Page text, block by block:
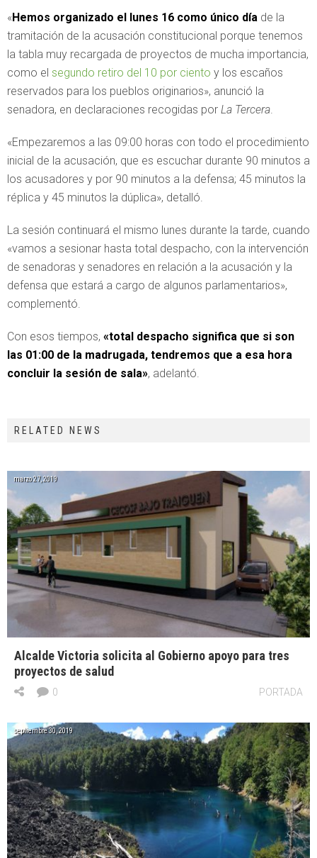
«Hemos organizado el lunes 16 como único día de la
tramitación de la acusación constitucional porque tenemos
la tabla muy recargada de proyectos de mucha importancia,
como el segundo retiro del 10 por ciento y los escaños
reservados para los pueblos originarios», anunció la
senadora, en declaraciones recogidas por La Tercera
«Empezaremos a las 09:00 horas con todo el procedimiento
inicial de la acusación, que es escuchar durante 90 minutos a
los acusadores y por 90 minutos a la defensa; 45 minutos la
réplica y 45 minutos la dúplica», detalló.
La sesión continuará el mismo lunes durante la tarde, cuando
«vamos a sesionar hasta total despacho, con la intervención
de senadoras y senadores en relación a la acusación y la
defensa que estará a cargo de algunos parlamentarios»,
complementó.
Con esos tiempos, «total despacho significa que si son
las 01:00 de la madrugada, tendremos que a esa hora
concluir la sesión de sala», adelantó.
RELATED NEWS
marzo 27, 2019
Alcalde Victoria solicita al Gobierno apoyo para tres
proyectos de salud
PORTADA
0
septiembre 30, 2019